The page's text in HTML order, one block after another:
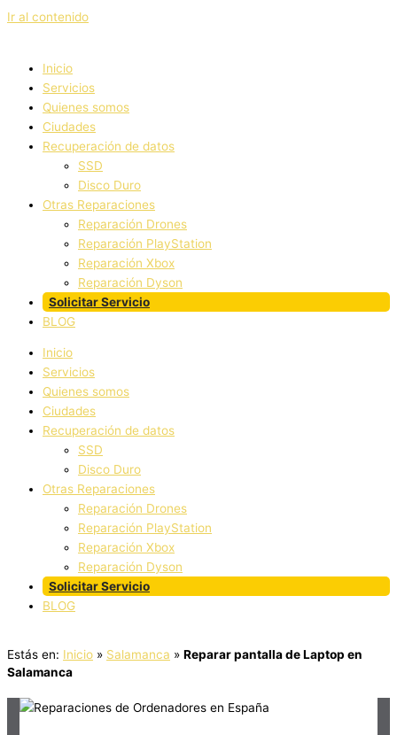
Ir al contenido
Inicio
Servicios
Quienes somos
Ciudades
Recuperación de datos
SSD
Disco Duro
Otras Reparaciones
Reparación Drones
Reparación PlayStation
Reparación Xbox
Reparación Dyson
Solicitar Servicio
BLOG
Inicio
Servicios
Quienes somos
Ciudades
Recuperación de datos
SSD
Disco Duro
Otras Reparaciones
Reparación Drones
Reparación PlayStation
Reparación Xbox
Reparación Dyson
Solicitar Servicio
BLOG
Estás en: Inicio » Salamanca » Reparar pantalla de Laptop en
Salamanca